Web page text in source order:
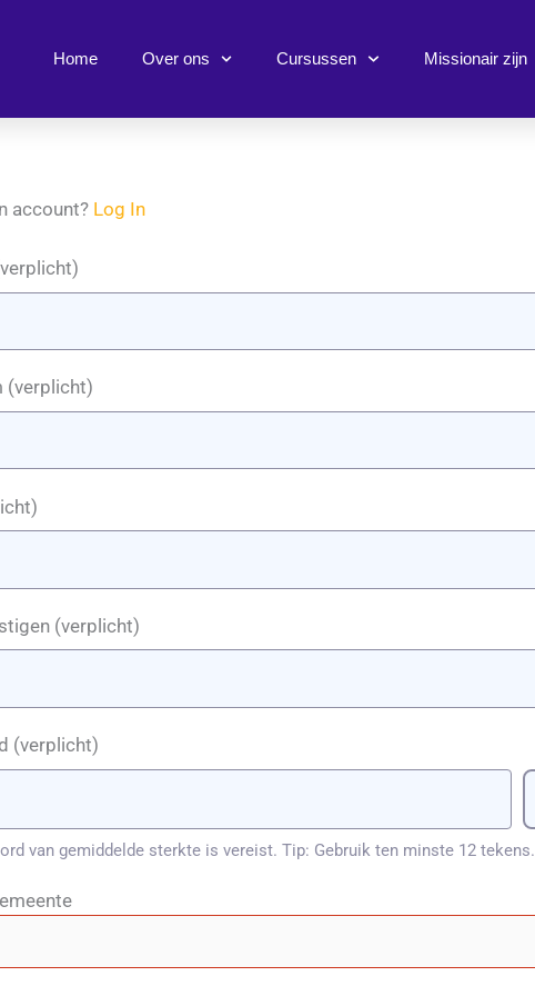
Home Over ons Cursussen Missionair zijn
account? Log In
(verplicht)
(verplicht)
(verplicht)
van gemiddelde sterkte is vereist. Tip: Gebruik ten minste 12 tekens.